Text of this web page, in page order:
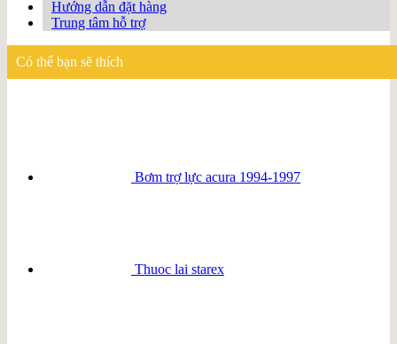
Hướng dẫn đặt hàng
Trung tâm hỗ trợ
Có thể bạn sẽ thích
Bơm trợ lực acura 1994-1997
Thuoc lai starex